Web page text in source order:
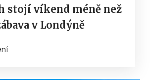
stojí víkend méně než
v Londýně